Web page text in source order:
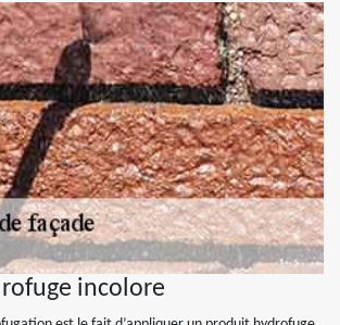
incolore